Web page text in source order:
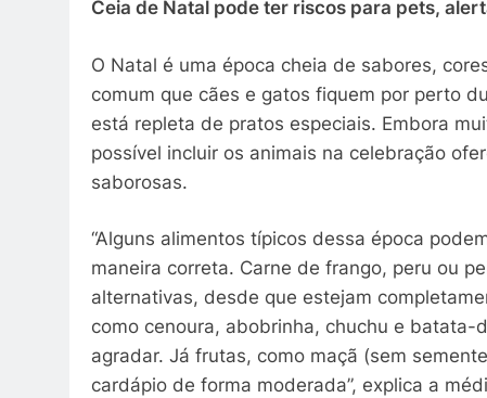
Ceia de Natal pode ter riscos para pets,
O Natal é uma época cheia de sabores,
comum que cães e gatos fiquem por perto
está repleta de pratos especiais. Embora
possível incluir os animais na celebração
saborosas.
“Alguns alimentos típicos dessa época
maneira correta. Carne de frango, peru ou
alternativas, desde que estejam
como cenoura, abobrinha, chuchu e
agradar. Já frutas, como maçã (sem
cardápio de forma moderada”, explica a